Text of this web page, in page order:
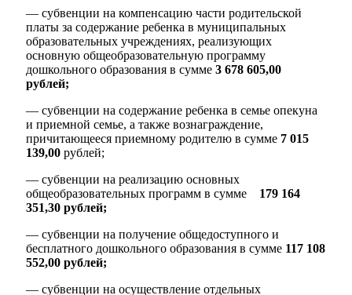
— субвенции на компенсацию части родительской
платы за содержание ребенка в муниципальных
образовательных учреждениях, реализующих
основную общеобразовательную программу
дошкольного образования в сумме 3 678 605,00
рублей;
— субвенции на содержание ребенка в семье опекуна
и приемной семье, а также вознаграждение,
причитающееся приемному родителю в сумме 7 015
139,00 рублей;
— субвенции на реализацию основных
общеобразовательных программ в сумме 179 164
351,30 рублей;
— субвенции на получение общедоступного и
бесплатного дошкольного образования в сумме 117 108
552,00 рублей;
— субвенции на осуществление отдельных
Администрация